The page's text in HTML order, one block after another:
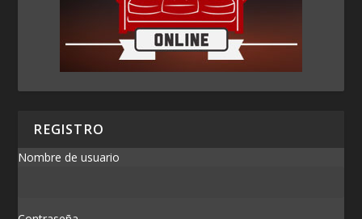
REGISTRO
Nombre de usuario